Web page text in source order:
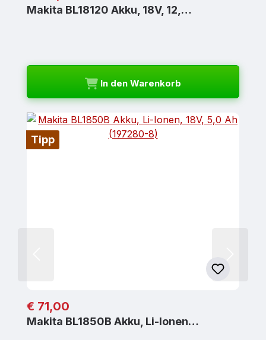
Makita BL18120 Akku, 18V, 12,…
In den Warenkorb
Tipp
Regulärer Preis:
€ 71,00
Makita BL1850B Akku, Li-Ionen…